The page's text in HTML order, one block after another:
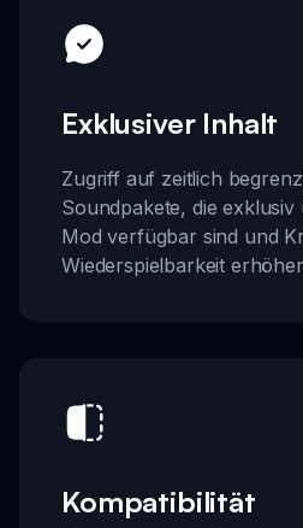
Exklusiver Inhalt
Zugriff auf zeitlich
Soundpakete, die
Mod verfügbar sind und
Wiederspielbarkeit
Kompatibilität